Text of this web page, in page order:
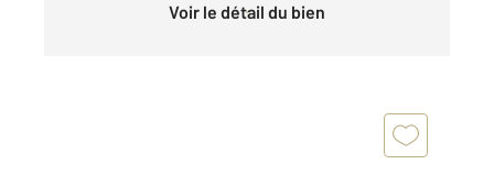
Voir le détail du bien